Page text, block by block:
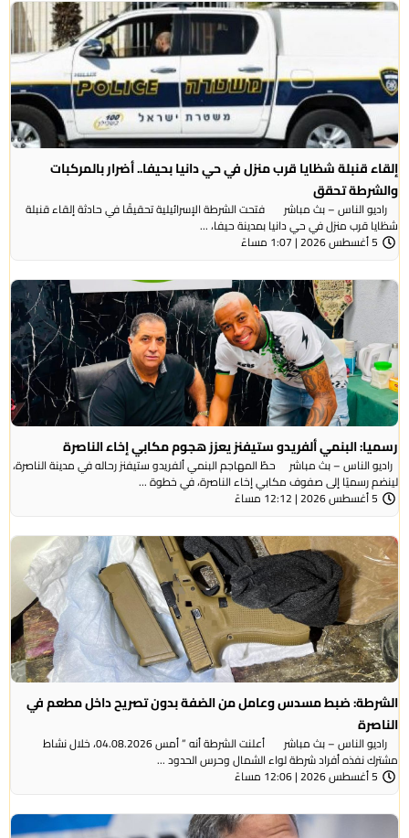
إلقاء قنبلة شظايا قرب منزل في حي دانيا بحيفا.. أضرار بالمركبات
والشرطة تحقق
راديو الناس – بث مباشر فتحت الشرطة الإسرائيلية تحقيقًا في حادثة إلقاء قنبلة
شظايا قرب منزل في حي دانيا بمدينة حيفا، ...
5 أغسطس 2026 | 1:07 مساءً
رسميا: البنمي ألفريدو ستيفنز يعزز هجوم مكابي إخاء الناصرة
راديو الناس – بث مباشر حطّ المهاجم البنمي ألفريدو ستيفنز رحاله في مدينة الناصرة،
لينضم رسميًا إلى صفوف مكابي إخاء الناصرة، في خطوة ...
5 أغسطس 2026 | 12:12 مساءً
الشرطة: ضبط مسدس وعامل من الضفة بدون تصريح داخل مطعم في
الناصرة
راديو الناس – بث مباشر أعلنت الشرطة أنه ” أمس 04.08.2026، خلال نشاط
مشترك نفذه أفراد شرطة لواء الشمال وحرس الحدود ...
5 أغسطس 2026 | 12:06 مساءً